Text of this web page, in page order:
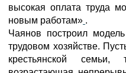
высокая оплата труда
новым работам» .
Чаянов построил
трудовом хозяйстве.
крестьянской семьи,